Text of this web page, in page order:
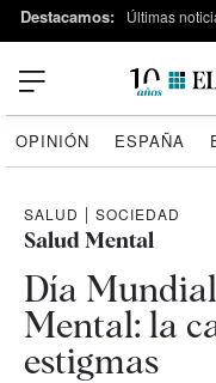
Destacamos: Últimas
OPINIÓN ESPAÑA
SALUD | SOCIEDAD
Salud Mental
Día
Mental: la
estigmas